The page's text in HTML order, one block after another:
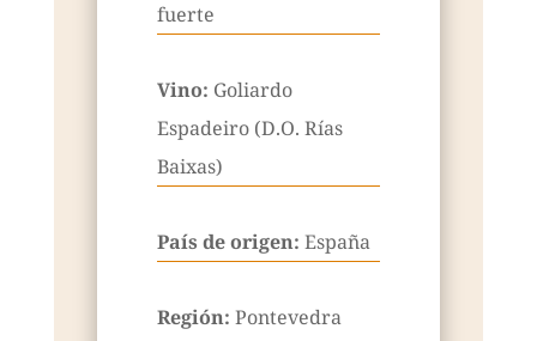
fuerte
Vino: Goliardo
Espadeiro (D.O. Rías
Baixas)
País de origen: España
Región: Pontevedra